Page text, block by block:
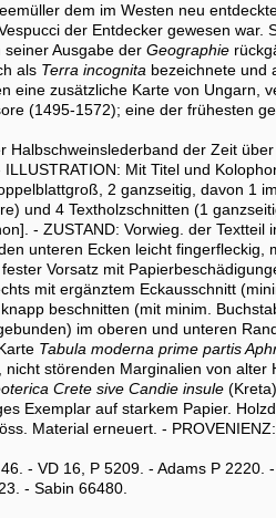
dem im Westen neu
der Entdecker gewesen war.
seiner Ausgabe derGeographie
als Terra incognitabezeichnete und
eine zusätzliche Karte von Ungarn,
(1495-1572); eine der frühesten
Halbschweinslederband der Zeit
Mit Titel und
2 ganzseitig, davon 1
und 4 Textholzschnitten (1
- ZUSTAND: Vorwieg. der
unteren Ecken leicht
Vorsatz mit
mit ergänztem Eckausschnitt
beschnitten (mit minim.
im oberen und unteren
Tabula moderna prime partis
nicht störenden Marginalien von alter
Crete sive Candie insule
Exemplar auf starkem Papier.
Material erneuert. -
- VD 16, P 5209. - Adams P
- Sabin 66480.